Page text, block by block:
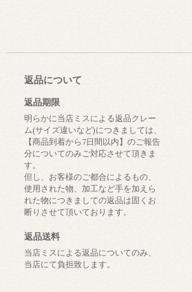
返品について
返品期限
明らかに当店ミスによる返品クレー
ム(サイズ違いなど)につきましては、
【商品到着から7日間以内】のご報告
分についてのみご対応させて頂きま
す。
但し、お客様のご都合によるもの、
使用された物、加工など手を加えら
れた物につきましての返品は固くお
断りさせて頂いております。
返品送料
当店ミスによる返品についてのみ、
当店にて負担致します。